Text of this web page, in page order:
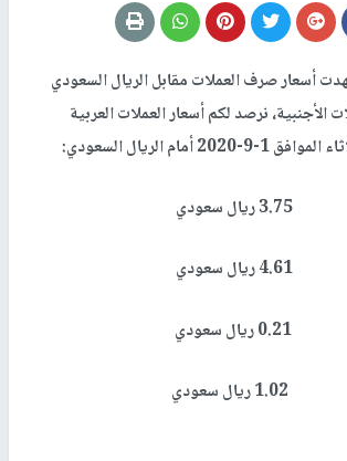
أسعار صرف العملات مقابل الريال السعودي
الأجنبية، نرصد لكم أسعار العملات العربية
أمام الريال السعودي:
سعودي
سعودي
سعودي
سعودي